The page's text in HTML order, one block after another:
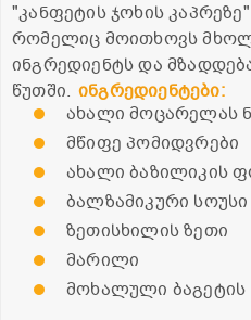
"კანფეტის ჯოხის
რომელიც მოითხოვს
ინგრედიენტს და
წუთში. ინგრედიენტები:
ახალი მოცარელას
მწიფე პომიდვრები
ახალი ბაზილიკის
ბალზამიკური სოუსი
ზეთისხილის ზეთი
მარილი
მოხალული ბაგეტის